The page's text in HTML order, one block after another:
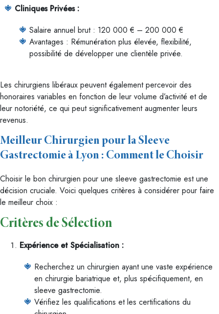
Cliniques Privées :
Salaire annuel brut : 120 000 € – 200 000 €
Avantages : Rémunération plus élevée, flexibilité,
possibilité de développer une clientèle privée.
Les chirurgiens libéraux peuvent également percevoir des
honoraires variables en fonction de leur volume d’activité et de
leur notoriété, ce qui peut significativement augmenter leurs
revenus.
Meilleur Chirurgien pour la Sleeve
Gastrectomie à Lyon : Comment le Choisir
Choisir le bon chirurgien pour une sleeve gastrectomie est une
décision cruciale. Voici quelques critères à considérer pour faire
le meilleur choix :
Critères de Sélection
Expérience et Spécialisation :
Recherchez un chirurgien ayant une vaste expérience
en chirurgie bariatrique et, plus spécifiquement, en
sleeve gastrectomie.
Vérifiez les qualifications et les certifications du